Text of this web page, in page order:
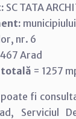
SC TATA
nr. 6
Arad
totală = 1257
poate fi
Serviciul